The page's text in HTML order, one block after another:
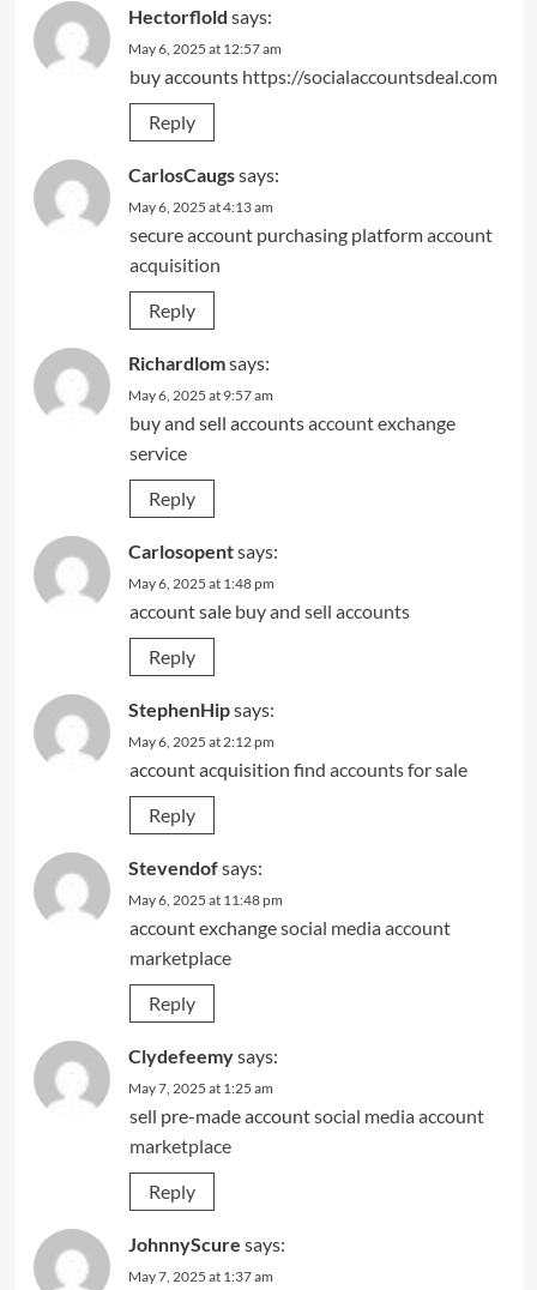
Hectorflold says:
May 6, 2025 at 12:57 am
buy accounts https://socialaccountsdeal.com
Reply
CarlosCaugssays:
May 6, 2025 at 4:13 am
secure account purchasing platformaccount
acquisition
Reply
Richardlomsays:
May 6, 2025 at 9:57 am
buy and sell accountsaccount exchange
service
Reply
Carlosopentsays:
May 6, 2025 at 1:48 pm
account sale buy and sell accounts
Reply
StephenHipsays:
May 6, 2025 at 2:12 pm
account acquisition find accounts for sale
Reply
Stevendofsays:
May 6, 2025 at 11:48 pm
account exchangesocial media account
marketplace
Reply
Clydefeemysays:
May 7, 2025 at 1:25 am
sell pre-made accountsocial media account
marketplace
Reply
JohnnyScure says:
May 7, 2025 at 1:37 am